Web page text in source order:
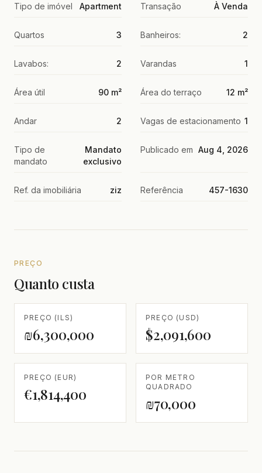
Tipo de imóvel Apartment Transação À Venda
Quartos 3 Banheiros: 2
Lavabos: 2 Varandas 1
Área útil 90 m² Área do terraço 12 m²
Andar 2 Vagas de estacionamento 1
Tipo de
mandato
Mandato
exclusivo
Publicado em Aug 4, 2026
Ref. da imobiliária ziz Referência 457-1630
PREÇO
Quanto custa
PREÇO (ILS)
₪6,300,000
PREÇO (USD)
$2,091,600
PREÇO (EUR)
€1,814,400
POR METRO
QUADRADO
₪70,000